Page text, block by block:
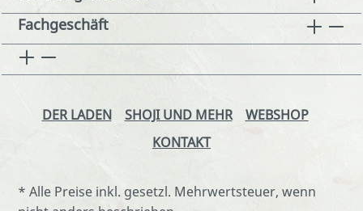
Fachgeschäft
DER LADEN SHOJI UND MEHR
WEBSHOP
KONTAKT
* Alle Preise inkl. gesetzl. Mehrwertsteuer, wenn